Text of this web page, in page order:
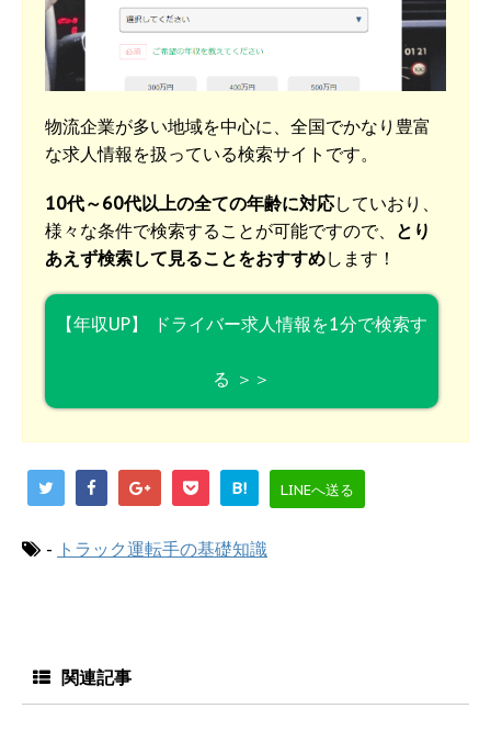
物流企業が多い地域を中心に、全国でかなり豊富
な求人情報を扱っている検索サイトです。
10代～60代以上の全ての年齢に対応していおり、
様々な条件で検索することが可能ですので、 とり
あえず検索して見ることをおすすめします！
【年収UP】 ドライバー求人情報を1分で検索す
る ＞＞
B! LINEへ送る
- トラック運転手の基礎知識
関連記事